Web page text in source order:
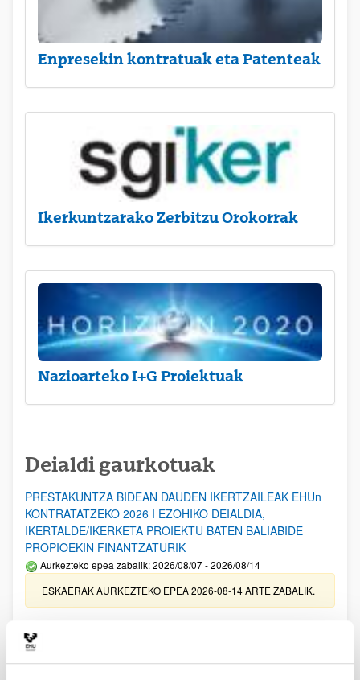
Enpresekin kontratuak eta Patenteak
Ikerkuntzarako Zerbitzu Orokorrak
Nazioarteko I+G Proiektuak
Deialdi gaurkotuak
PRESTAKUNTZA BIDEAN DAUDEN IKERTZAILEAK EHUn
KONTRATATZEKO 2026 I EZOHIKO DEIALDIA,
IKERTALDE/IKERKETA PROIEKTU BATEN BALIABIDE
PROPIOEKIN FINANTZATURIK
Aurkezteko epea zabalik: 2026/08/07 - 2026/08/14
ESKAERAK AURKEZTEKO EPEA 2026-08-14 ARTE ZABALIK.
erosi eta berritzeko laguntzak 2026
Izapide irekia